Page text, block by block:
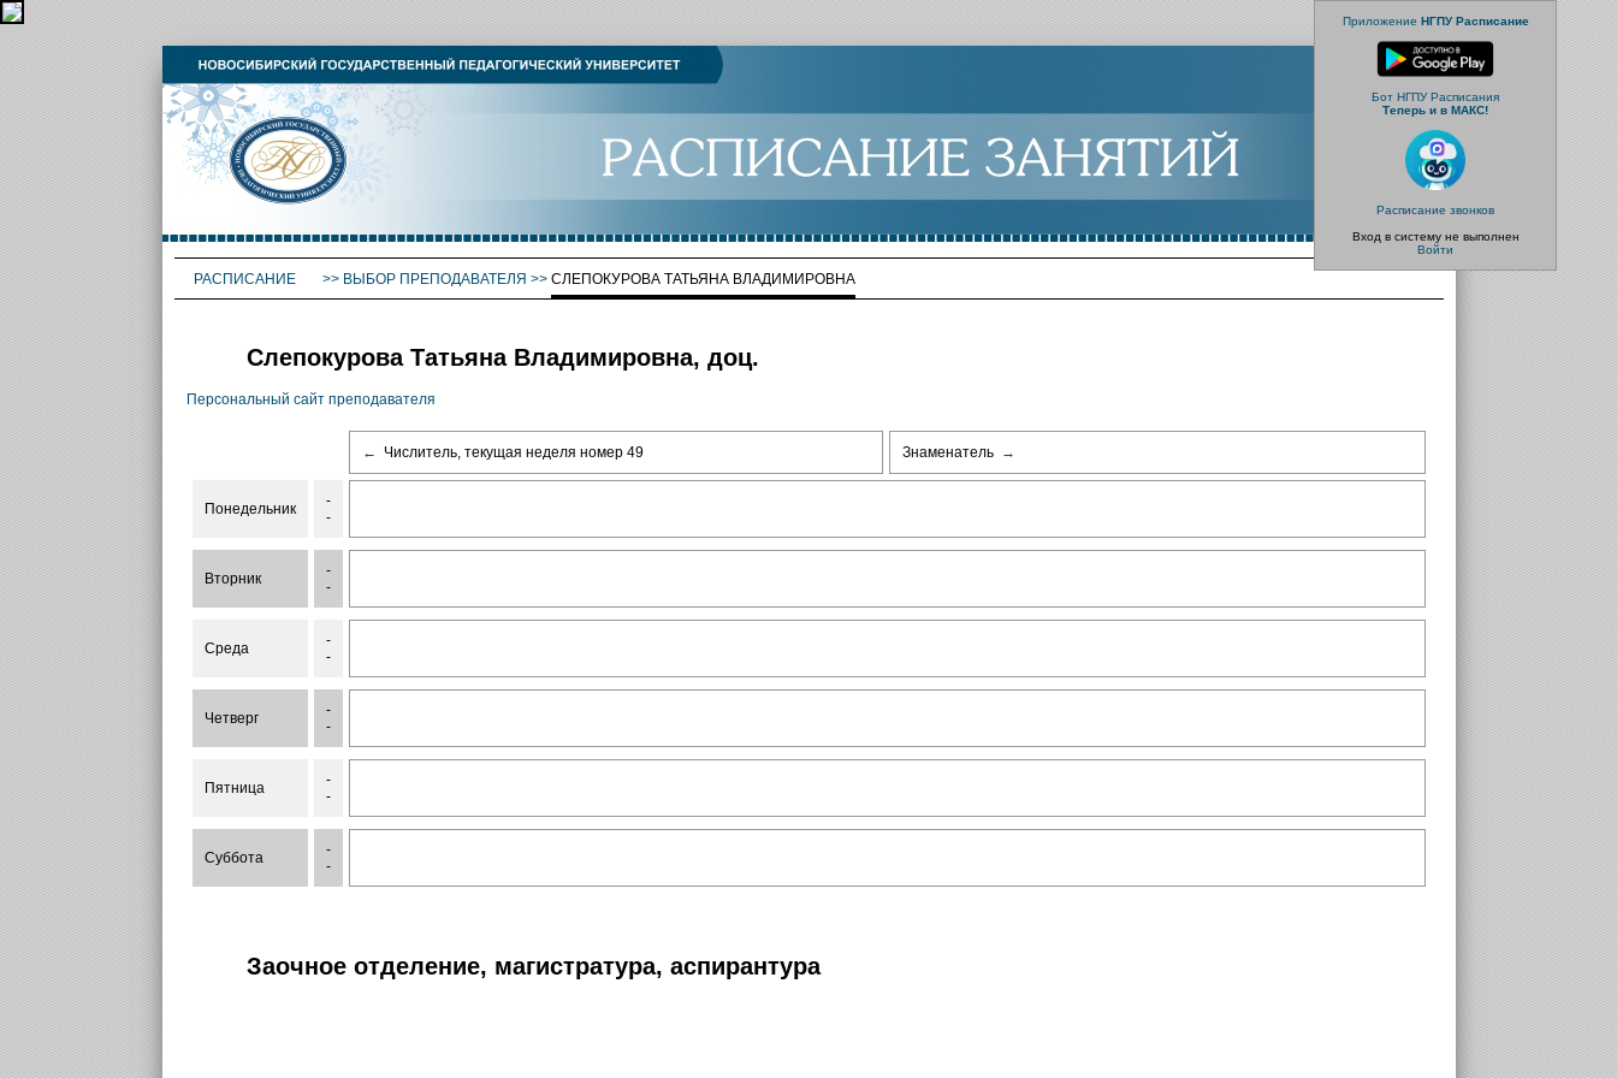
Приложение НГПУ Расписание
Бот НГПУ Расписания
Теперь и в МАКС!
Расписание звонков
Вход в систему не выполнен
Войти
РАСПИСАНИЕ >> ВЫБОР ПРЕПОДАВАТЕЛЯ >> СЛЕПОКУРОВА ТАТЬЯНА ВЛАДИМИРОВНА
Слепокурова Татьяна Владимировна, доц.
Персональный сайт преподавателя
← Числитель, текущая неделя номер 49 Знаменатель →
Понедельник
-
-
Вторник
-
-
Среда
-
-
Четверг
-
-
Пятница
-
-
Суббота
-
-
Заочное отделение, магистратура, аспирантура